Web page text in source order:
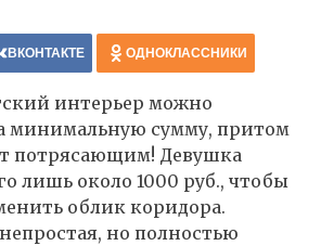
ВКОНТАКТЕ ОДНОКЛАССНИКИ
интерьер можно
минимальную сумму, притом
потрясающим! Девушка
лишь около 1000 руб., чтобы
облик коридора.
но полностью